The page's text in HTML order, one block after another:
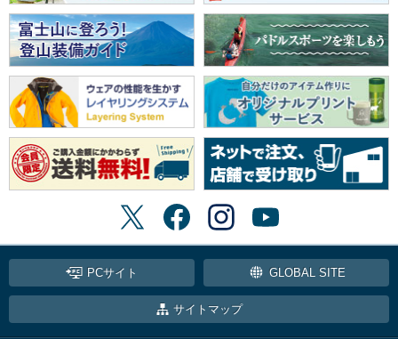
PCサイト GLOBAL SITE
サイトマップ